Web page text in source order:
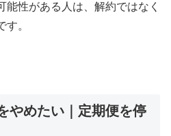
能性がある人は、解約ではなく
。
やめたい｜定期便を停